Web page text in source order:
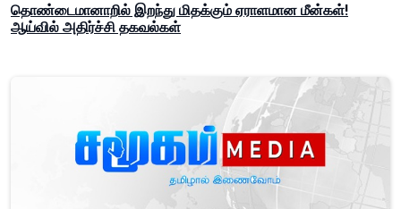
தொண்டைமானாறில் இறந்து மிதக்கும் ஏராளமான மீன்கள்!
ஆய்வில் அதிர்ச்சி தகவல்கள்